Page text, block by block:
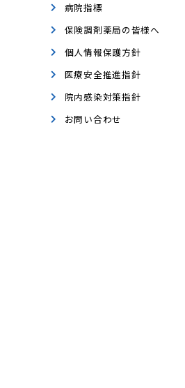
病院指標
保険調剤薬局の皆様へ
個人情報保護方針
医療安全推進指針
院内感染対策指針
お問い合わせ